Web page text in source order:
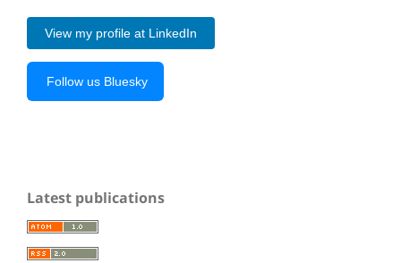
View my profile at LinkedIn
Follow us Bluesky
Latest publications